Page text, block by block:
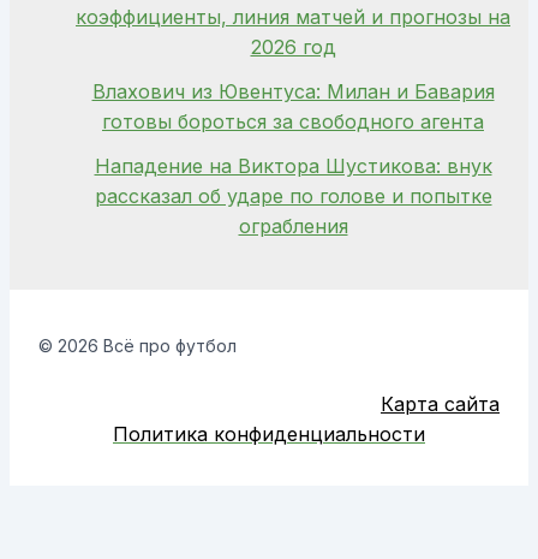
коэффициенты, линия матчей и прогнозы на
2026 год
Влахович из Ювентуса: Милан и Бавария
готовы бороться за свободного агента
Нападение на Виктора Шустикова: внук
рассказал об ударе по голове и попытке
ограбления
© 2026 Всё про футбол
Карта сайта
Политика конфиденциальности